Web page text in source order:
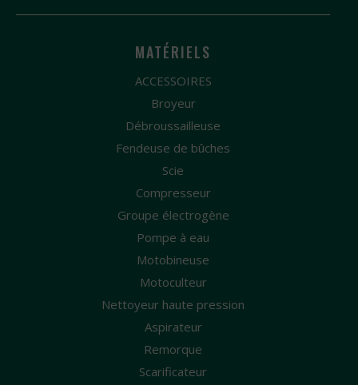
MATÉRIELS
ACCESSOIRES
Broyeur
Débroussailleuse
Fendeuse de bûches
Scie
Compresseur
Groupe électrogène
Pompe à eau
Motobineuse
Motoculteur
Nettoyeur haute pression
Aspirateur
Remorque
Scarificateur